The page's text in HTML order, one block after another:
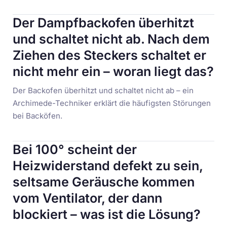
Der Dampfbackofen überhitzt
und schaltet nicht ab. Nach dem
Ziehen des Steckers schaltet er
nicht mehr ein – woran liegt das?
Der Backofen überhitzt und schaltet nicht ab – ein
Archimede-Techniker erklärt die häufigsten Störungen
bei Backöfen.
Bei 100° scheint der
Heizwiderstand defekt zu sein,
seltsame Geräusche kommen
vom Ventilator, der dann
blockiert – was ist die Lösung?